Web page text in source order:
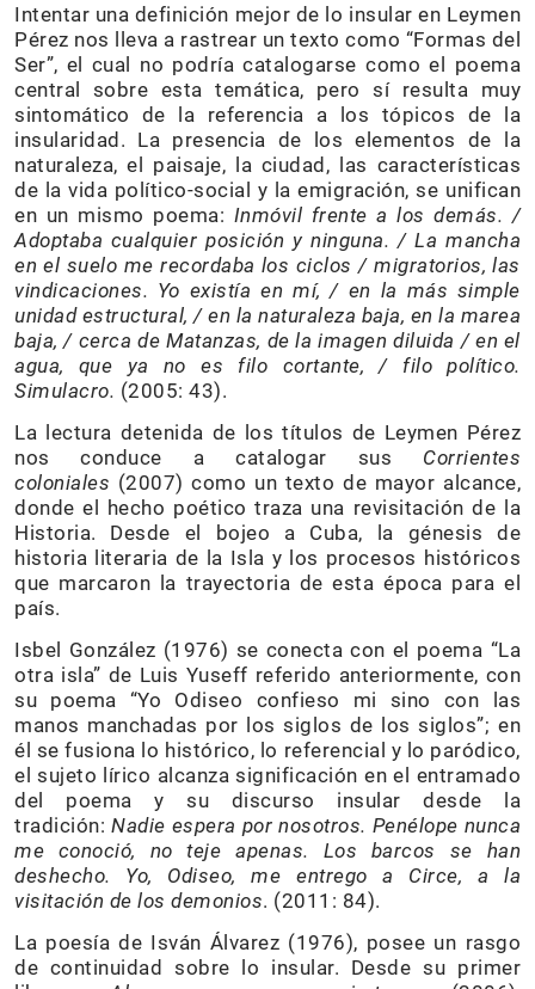
Intentar una definición mejor de lo insular en Leymen
Pérez nos lleva a rastrear un texto como “Formas del
Ser”, el cual no podría catalogarse como el poema
central sobre esta temática, pero sí resulta muy
sintomático de la referencia a los tópicos de la
insularidad. La presencia de los elementos de la
naturaleza, el paisaje, la ciudad, las características
de la vida político-social y la emigración, se unifican
en un mismo poema: Inmóvil frente a los demás. /
Adoptaba cualquier posición y ninguna. / La mancha
en el suelo me recordaba los ciclos / migratorios, las
vindicaciones. Yo existía en mí, / en la más simple
unidad estructural, / en la naturaleza baja, en la marea
baja, / cerca de Matanzas, de la imagen diluida / en el
agua, que ya no es filo cortante, / filo político.
Simulacro. (2005: 43).
La lectura detenida de los títulos de Leymen Pérez
nos conduce a catalogar sus Corrientes
coloniales (2007) como un texto de mayor alcance,
donde el hecho poético traza una revisitación de la
Historia. Desde el bojeo a Cuba, la génesis de
historia literaria de la Isla y los procesos históricos
que marcaron la trayectoria de esta época para el
país.
Isbel González (1976) se conecta con el poema “La
otra isla” de Luis Yuseff referido anteriormente, con
su poema “Yo Odiseo confieso mi sino con las
manos manchadas por los siglos de los siglos”; en
él se fusiona lo histórico, lo referencial y lo paródico,
el sujeto lírico alcanza significación en el entramado
del poema y su discurso insular desde la
tradición: Nadie espera por nosotros. Penélope nunca
me conoció, no teje apenas. Los barcos se han
deshecho. Yo, Odiseo, me entrego a Circe, a la
visitación de los demonios. (2011: 84).
La poesía de Isván Álvarez (1976), posee un rasgo
de continuidad sobre lo insular. Desde su primer